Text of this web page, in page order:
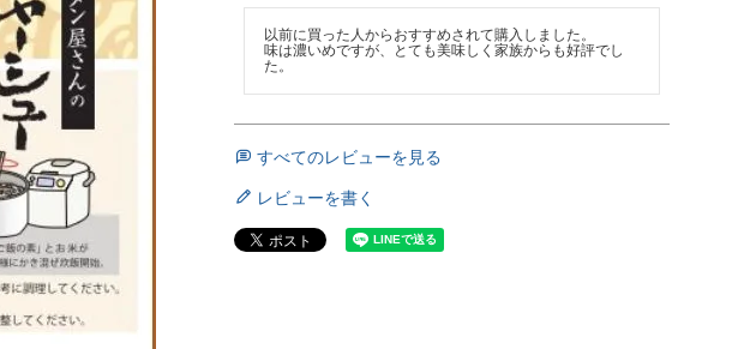
以前に買った人からおすすめされて購入しました。
味は濃いめですが、とても美味しく家族からも好評でし
た。
すべてのレビューを見る
レビューを書く